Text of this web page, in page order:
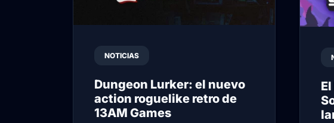
NOTICIAS
Dungeon Lurker: el nuevo
action roguelike retro de
13AM Games